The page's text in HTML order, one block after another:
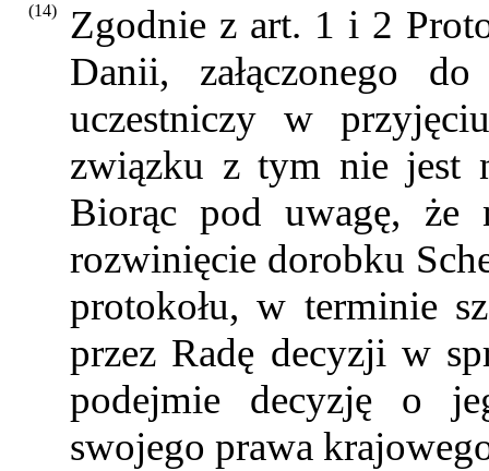
(14)
Zgodnie z art. 1 i 2
Danii, załączonego
uczestniczy w
związku z tym nie jest
Biorąc pod uwagę, że
rozwinięcie dorobku
protokołu, w terminie
przez Radę decyzji w
podejmie decyzję o
swojego prawa